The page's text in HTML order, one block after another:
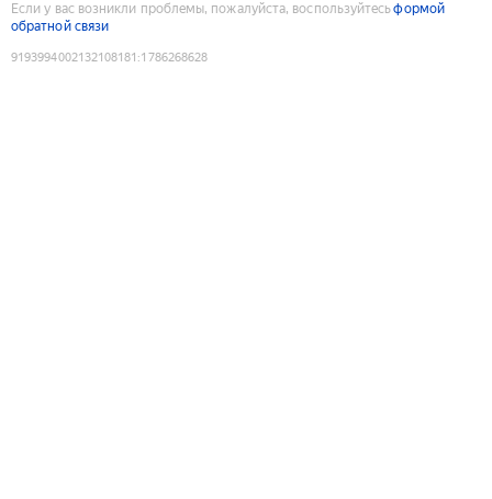
Если у вас возникли проблемы, пожалуйста, воспользуйтесьформой
обратной связи
9193994002132108181 :1786268628